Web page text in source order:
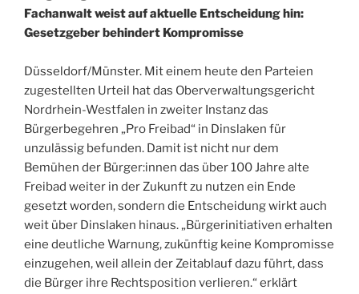
Fachanwalt weist auf aktuelle Entscheidung hin:
Gesetzgeber behindert Kompromisse
Düsseldorf/Münster. Mit einem heute den Parteien
zugestellten Urteil hat das Oberverwaltungsgericht
Nordrhein-Westfalen in zweiter Instanz das
Bürgerbegehren „Pro Freibad“ in Dinslaken für
unzulässig befunden. Damit ist nicht nur dem
Bemühen der Bürger:innen das über 100 Jahre alte
Freibad weiter in der Zukunft zu nutzen ein Ende
gesetzt worden, sondern die Entscheidung wirkt auch
weit über Dinslaken hinaus. „Bürgerinitiativen erhalten
eine deutliche Warnung, zukünftig keine Kompromisse
einzugehen, weil allein der Zeitablauf dazu führt, dass
die Bürger ihre Rechtsposition verlieren.“ erklärt